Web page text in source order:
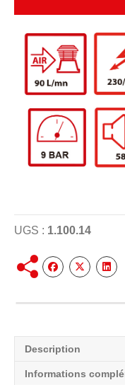
UGS : 1.100.14
Description
Informations